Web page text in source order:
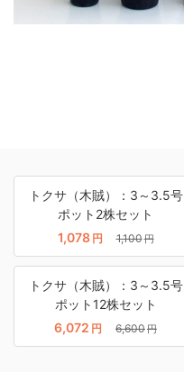
トクサ（木賊）：3～3.5号
ポット2株セット
1,078 円 1,100円
トクサ（木賊）：3～3.5号
ポット12株セット
6,072 円 6,600円